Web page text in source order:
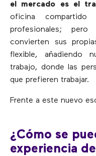
el mercado es el
oficina
profesionales;
convierten sus
flexible, añadiendo
trabajo, donde las
que prefieren trabajar.
Frente a este nuevo
¿Cómo se
experiencia